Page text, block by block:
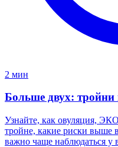
2 мин
Больше двух: тройни
Узнайте, как овуляция,
тройне, какие риски выше
важно чаще наблюдаться у